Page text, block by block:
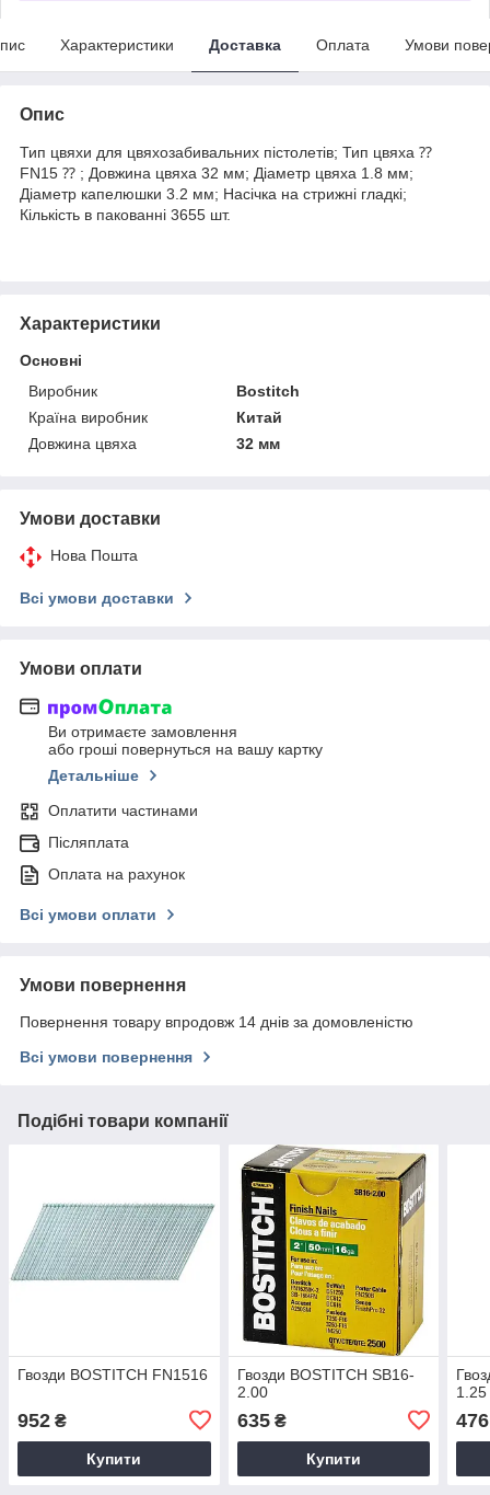
Характеристики Доставка Оплата Умови
Опис
Тип цвяхи для цвяхозабивальних пістолетів; Тип цвяха ⁇
FN15 ⁇ ; Довжина цвяха 32 мм; Діаметр цвяха 1.8 мм;
Діаметр капелюшки 3.2 мм; Насічка на стрижні гладкі;
Кількість в пакованні 3655 шт.
Характеристики
Основні
Виробник
Bostitch
Країна виробник
Китай
Довжина цвяха
32 мм
Умови доставки
Нова Пошта
Всі умови доставки
Умови оплати
Ви отримаєте замовлення
або гроші повернуться на вашу картку
Детальніше
Оплатити частинами
Післяплата
Оплата на рахунок
Всі умови оплати
Умови повернення
Повернення товару впродовж 14 днів за домовленістю
Всі умови повернення
Подібні товари компанії
Гвозди BOSTITCH FN1516
952 ₴
Купити
Гвозди BOSTITCH SB16-
2.00
635₴
Купити
1.25
476